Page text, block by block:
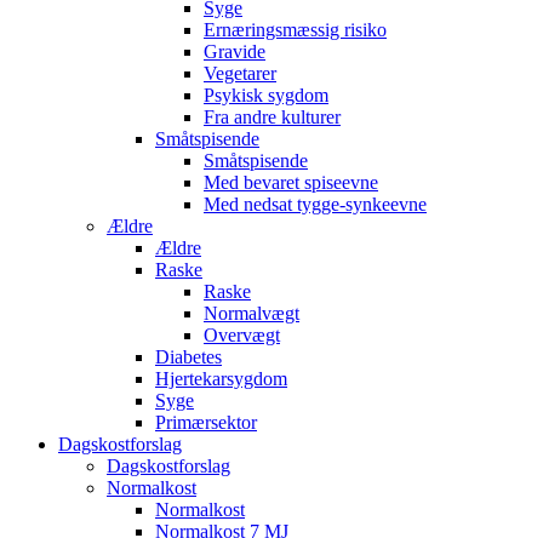
Syge
Ernæringsmæssig risiko
Gravide
Vegetarer
Psykisk sygdom
Fra andre kulturer
Småtspisende
Småtspisende
Med bevaret spiseevne
Med nedsat tygge-synkeevne
Ældre
Ældre
Raske
Raske
Normalvægt
Overvægt
Diabetes
Hjertekarsygdom
Syge
Primærsektor
Dagskostforslag
Dagskostforslag
Normalkost
Normalkost
Normalkost 7 MJ